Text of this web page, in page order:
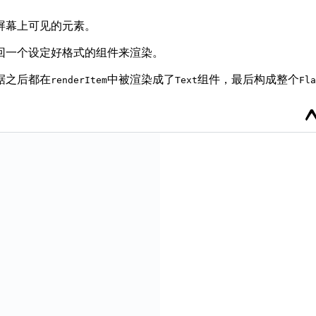
上可见的元素。
个设定好格式的组件来渲染。
之后都在 renderItem中被渲染成了Text组件，最后构成整个